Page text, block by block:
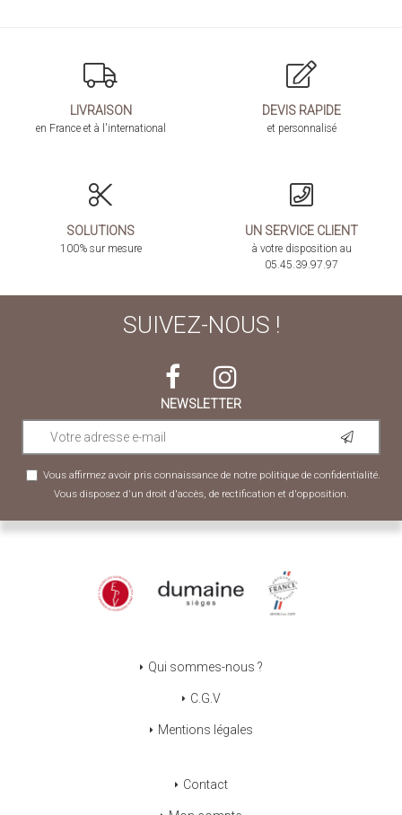
LIVRAISON
en France et à l'international
DEVIS RAPIDE
et personnalisé
SOLUTIONS
100% sur mesure
UN SERVICE CLIENT
à votre disposition au
05.45.39.97.97
SUIVEZ-NOUS !
NEWSLETTER
Vous affirmez avoir pris connaissance de notre politique de confidentialité.
Vous disposez d'un droit d'accès, de rectification et d'opposition.
Qui sommes-nous ?
C.G.V
Mentions légales
Contact